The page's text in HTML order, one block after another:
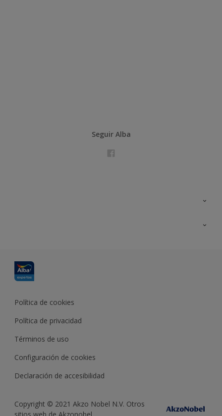
Seguir Alba
Política de cookies
Política de privacidad
Términos de uso
Configuración de cookies
Declaración de accesibilidad
Copyright © 2021 Akzo Nobel N.V. Otros
sitios web de Akzonobel